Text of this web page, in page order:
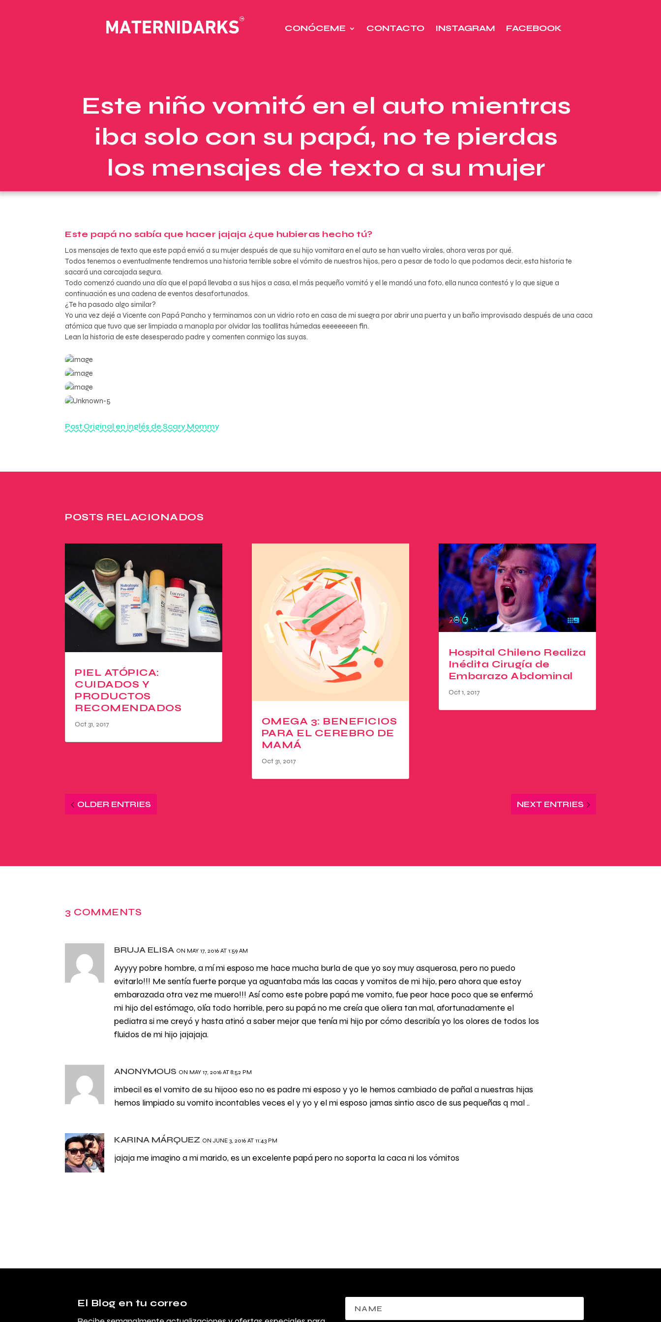
CONÓCEME CONTACTO INSTAGRAM FACEBOOK
Este niño vomitó en el auto mientras
iba solo con su papá, no te pierdas
los mensajes de texto a su mujer
Este papá no sabía que hacer jajaja ¿que hubieras hecho tú?
Los mensajes de texto que este papá envió a su mujer después de que su hijo vomitara en el auto se han vuelto virales, ahora veras por qué.
Todos tenemos o eventualmente tendremos una historia terrible sobre el vómito de nuestros hijos, pero a pesar de todo lo que podamos decir, esta historia te
sacará una carcajada segura.
Todo comenzó cuando una día que el papá llevaba a sus hijos a casa, el más pequeño vomitó y el le mandó una foto, ella nunca contestó y lo que sigue a
continuación es una cadena de eventos desafortunados.
¿Te ha pasado algo similar?
Yo una vez dejé a Vicente con Papá Pancho y terminamos con un vidrio roto en casa de mi suegra por abrir una puerta y un baño improvisado después de una caca
atómica que tuvo que ser limpiada a manopla por olvidar las toallitas húmedas eeeeeeeen fin.
Lean la historia de este desesperado padre y comenten conmigo las suyas.
Post Original en inglés de Scary Mommy
POSTS RELACIONADOS
PIEL ATÓPICA:
CUIDADOS Y
PRODUCTOS
RECOMENDADOS
Oct 31, 2017
OMEGA 3: BENEFICIOS
PARA EL CEREBRO DE
MAMÁ
Oct 31, 2017
Hospital Chileno Realiza
Inédita Cirugía de
Embarazo Abdominal
Oct 1, 2017
OLDER ENTRIES NEXT ENTRIES
3 COMMENTS
BRUJA ELISA ON MAY 17, 2016 AT 1:59 AM
Ayyyy pobre hombre, a mí mi esposo me hace mucha burla de que yo soy muy asquerosa, pero no puedo
evitarlo!!! Me sentía fuerte porque ya aguantaba más las cacas y vomitos de mi hijo, pero ahora que estoy
embarazada otra vez me muero!!! Así como este pobre papá me vomito, fue peor hace poco que se enfermó
mi hijo del estómago, olía todo horrible, pero su papá no me creía que oliera tan mal, afortunadamente el
pediatra si me creyó y hasta atinó a saber mejor que tenía mi hijo por cómo describía yo los olores de todos los
fluidos de mi hijo jajajaja.
ANONYMOUS ON MAY 17, 2016 AT 8:52 PM
imbecil es el vomito de su hijooo eso no es padre mi esposo y yo le hemos cambiado de pañal a nuestras hijas
hemos limpiado su vomito incontables veces el y yo y el mi esposo jamas sintio asco de sus pequeñas q mal ..
KARINA MÁRQUEZ ON JUNE 3, 2016 AT 11:43 PM
jajaja me imagino a mi marido, es un excelente papá pero no soporta la caca ni los vómitos
El Blog en tu correo